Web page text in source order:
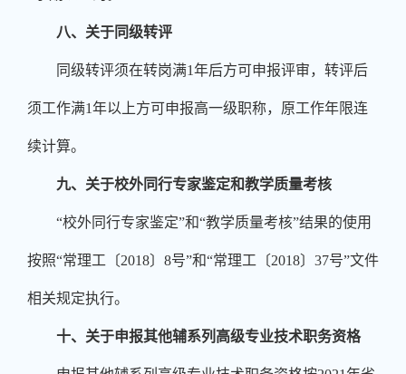
八、关于同级转评
同级转评须在转岗满1年后方可申报评审，转评后
须工作满1年以上方可申报高一级职称，原工作年限连
续计算。
九、关于校外同行专家鉴定和教学质量考核
“校外同行专家鉴定”和“教学质量考核”结果的使用
按照“常理工〔2018〕 8号”和“常理工〔2018〕 37号”文件
相关规定执行。
十、关于申报其他辅系列高级专业技术职务资格